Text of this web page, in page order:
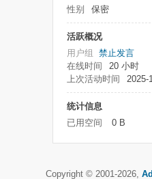
性别 保密
活跃概况
用户组 禁止发言
在线时间
20 小时
上次活动时间
2025-
统计信息
已用空间
0 B
Copyright © 2001-2026,